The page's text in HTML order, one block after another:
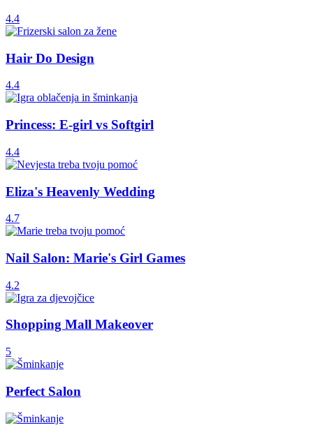
4.4
Hair Do Design
4.4
Princess: E-girl vs Softgirl
4.4
Eliza's Heavenly Wedding
4.7
Nail Salon: Marie's Girl Games
4.2
Shopping Mall Makeover
5
Perfect Salon